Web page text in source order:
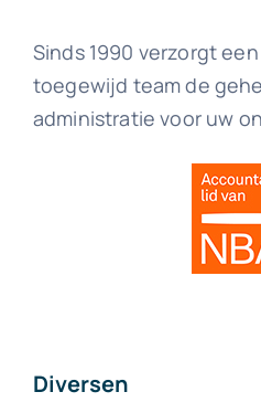
Sinds 1990 verzorgt
toegewijd team de
administratie voor uw
Diversen